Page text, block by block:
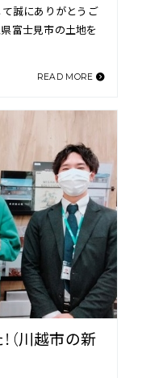
て誠にありがとうご
富士見市の土地を
READ MORE
（川越市の新